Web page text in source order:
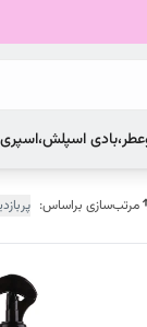
عطر،بادی اسپلش،اسپری
مرتب‌سازی براساس: